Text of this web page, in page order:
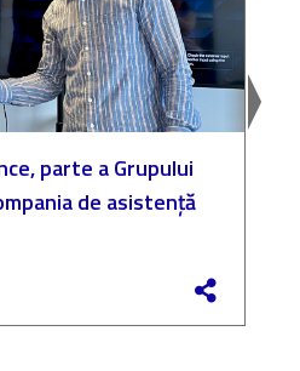
parte a Grupului
de asistență